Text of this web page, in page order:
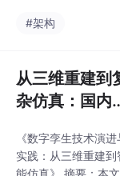
类角色升级为战略决
成功实践
从L1到L5的成熟度演
前技术已超越基础可
化（L1），向具备IoT
时交互（L2）、AI预
4）能力的深水区发
展。典型案例显示，
#架构
从三维重建到
杂仿真：国内
力演进图谱与
构实践
《数字孪生技术演进
实践：从三维重建到
能仿真》 摘要：本文